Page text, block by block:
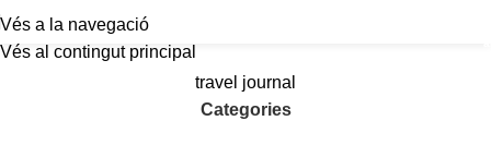
Vés a la navegació
Vés al contingut principal
travel journal
Categories